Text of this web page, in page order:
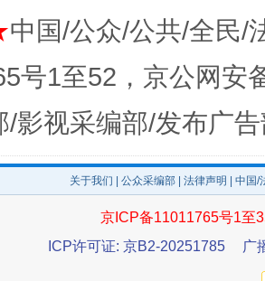
中国/公众/公共/全民/
号1至52，京公网安
/影视采编部/发布广
关于我们 公众采编部 法律声明 | 中国
京ICP备11011765号1至
ICP许可证: 京B2-20251785
广